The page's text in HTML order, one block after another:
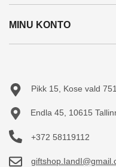
Ostujuhend
Soodustooted
MINU KONTO
Tellimuste ajalugu
Tellitud tooted
Pikk 15, Kose vald
Endla 45, 10615
+372 58119112